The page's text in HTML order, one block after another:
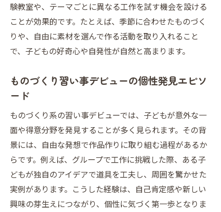
験教室や、テーマごとに異なる工作を試す機会を設ける
ことが効果的です。たとえば、季節に合わせたものづく
りや、自由に素材を選んで作る活動を取り入れること
で、子どもの好奇心や自発性が自然と高まります。
ものづくり習い事デビューの個性発見エピソ
ード
ものづくり系の習い事デビューでは、子どもが意外な一
面や得意分野を発見することが多く見られます。その背
景には、自由な発想で作品作りに取り組む過程があるか
らです。例えば、グループで工作に挑戦した際、ある子
どもが独自のアイデアで道具を工夫し、周囲を驚かせた
実例があります。こうした経験は、自己肯定感や新しい
興味の芽生えにつながり、個性に気づく第一歩となりま